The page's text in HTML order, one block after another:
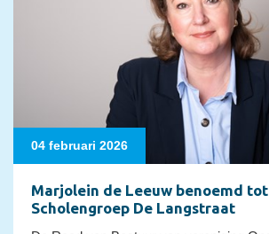
04 februari 2026
Marjolein de Leeuw benoemd
Scholengroep De Langstraat